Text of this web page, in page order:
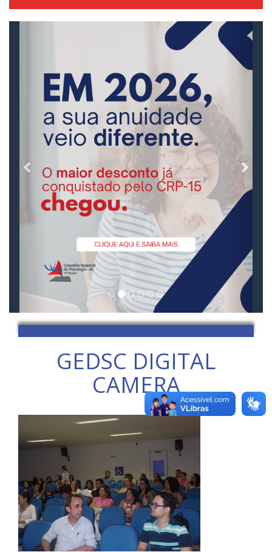
GEDSC DIGITAL
CAMERA